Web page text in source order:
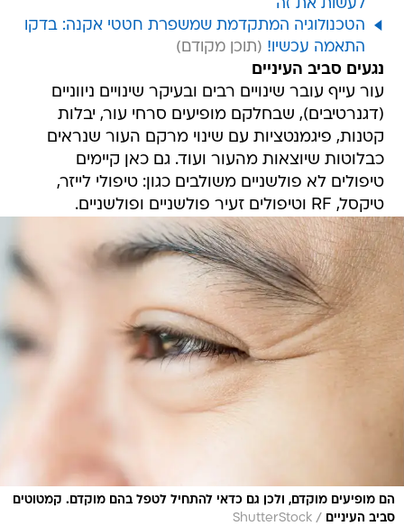
לעשות את זה
הטכנולוגיה המתקדמת שמשפרת חטטי אקנה: בדקו
התאמה עכשיו!
נגעים סביב העיניים
עור עייף עובר שינויים רבים ובעיקר שינויים ניווניים
(דגנרטיבים), שבחלקם מופיעים סרחי עור, יבלות
קטנות, פיגמנטציות עם שינוי מרקם העור שנראים
כבלוטות שיוצאות מהעור ועוד. גם כאן קיימים
טיפולים לא פולשניים משולבים כגון: טיפולי לייזר,
טיקסל, RF וטיפולים זעיר פולשניים ופולשניים.
הם מופיעים מוקדם, ולכן גם כדאי להתחיל לטפל בהם מוקדם. קמטוטים
סביב העיניים
/
ShutterStock